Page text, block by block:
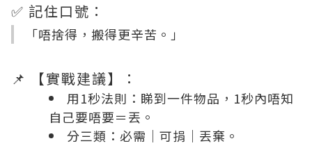
✅ 記住口號：
「唔捨得，搬得更辛苦。」
📌 【實戰建議】：
用1秒法則：睇到一件物品，1秒內唔知
自己要唔要＝丟。
分三類：必需｜可捐｜丟棄。